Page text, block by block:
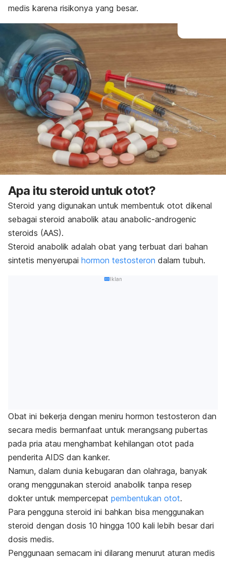
medis karena risikonya yang besar.
Apa itu steroid untuk otot?
Steroid yang digunakan untuk membentuk otot dikenal
sebagai steroid anabolik atau anabolic-androgenic
steroids (AAS).
Steroid anabolik adalah obat yang terbuat dari bahan
sintetis menyerupai hormon testosteron dalam tubuh.
Iklan
Obat ini bekerja dengan meniru hormon testosteron dan
secara medis bermanfaat untuk merangsang pubertas
pada pria atau menghambat kehilangan otot pada
penderita AIDS dan kanker.
Namun, dalam dunia kebugaran dan olahraga, banyak
orang menggunakan steroid anabolik tanpa resep
dokter untuk mempercepat pembentukan otot.
Para pengguna steroid ini bahkan bisa menggunakan
steroid dengan dosis 10 hingga 100 kali lebih besar dari
dosis medis.
Penggunaan semacam ini dilarang menurut aturan medis